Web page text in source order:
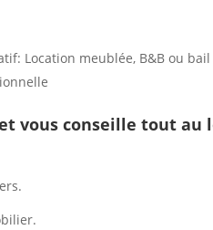
Location meublée, B&B ou
vous conseille tout au